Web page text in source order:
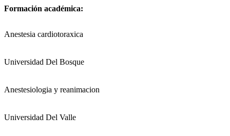
Formación académica:
Anestesia cardiotoraxica
Universidad Del Bosque
Anestesiologia y reanimacion
Universidad Del Valle